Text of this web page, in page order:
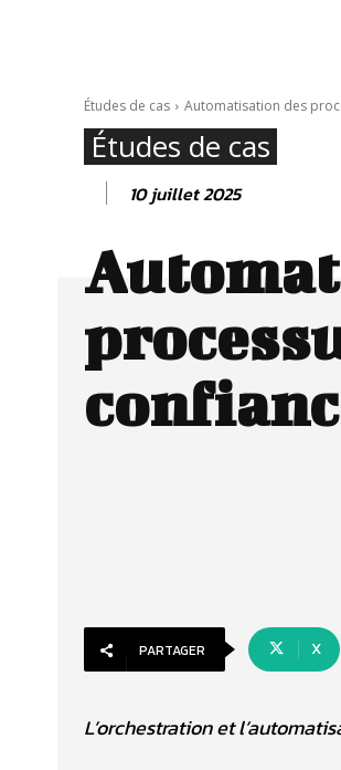
Études de cas Automatisation des
Études de cas
10 juillet 2025
PARTAGER X
L’orchestration et